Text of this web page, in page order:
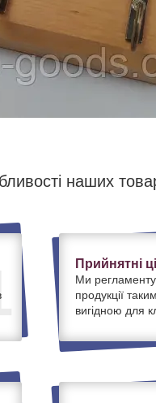
наших
Прийнятні
Ми
продукції
вигідною для